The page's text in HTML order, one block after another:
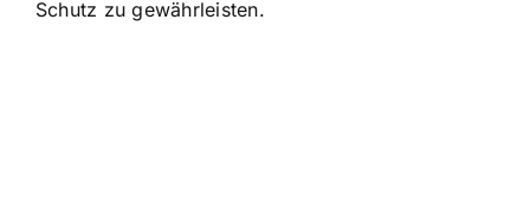
Schutz zu gewährleisten.